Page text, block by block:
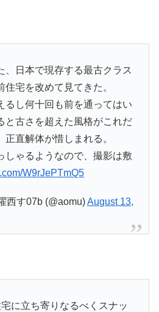
、日本で現存する最古クラス
宅を改めて見てきた。
るし何十回も前を通ってはい
と古さを超えた風格がこれだ
直解体が惜しまれる。
しゃるようなので、撮影は敷
W9rJePTmQ5
西す07b (@aomu)August 13,
に立ち寄りなるべくスナッ